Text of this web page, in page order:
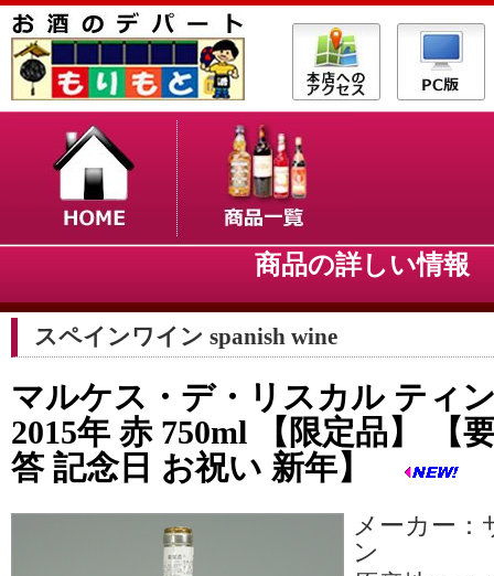
商品の詳しい情
スペインワイン spanish wine
マルケス・デ・リスカル ティ
2015年 赤 750ml 【限定品】 【
答 記念日 お祝い 新年】
メーカー：
ン